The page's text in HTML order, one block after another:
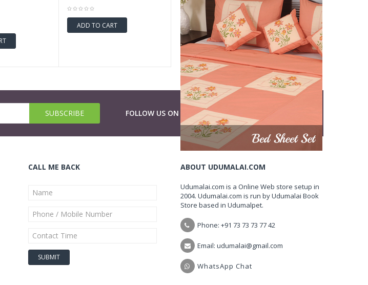
ADD TO CART
FOLLOW US ON
CALL ME BACK ABOUT UDUMALAI.COM
Udumalai.com is a Online Web store setup in
2004. Udumalai.com is run by Udumalai Book
Store based in Udumalpet.
Phone: +91 73 73 73 77 42
Email: udumalai@gmail.com
WhatsApp Chat